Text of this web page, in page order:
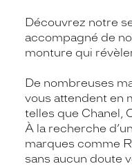
Découvrez notre
accompagné de
monture qui
De nombreuses
vous attendent en
telles que Chanel,
À la recherche
marques comme
sans aucun doute